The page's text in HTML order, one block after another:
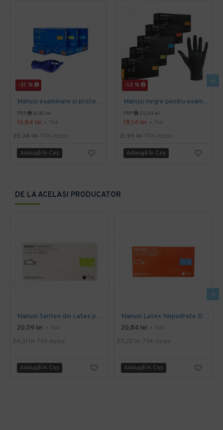
-21 %
Manusi examinare si protectie Nitrylex Basic, 100 buc/cutie
PRP 21,40 lei
16,84 lei + TVA
20,38 lei TVA inclus
Adaugă în Coş
-12 %
Manusi negre pentru examinare si protectie Nitrylex, 100buc/set
PRP 20,54 lei
18,14 lei + TVA
21,95 lei TVA inclus
Adaugă în Coş
DE LA ACELASI PRODUCATOR
Manusi Santex din Latex pudrate 100buc/cutie
20,09 lei + TVA
24,31 lei TVA inclus
Adaugă în Coş
Manusi Latex Nepudrate Dermagel - 100buc/cutie
20,84 lei + TVA
25,22 lei TVA inclus
Adaugă în Coş